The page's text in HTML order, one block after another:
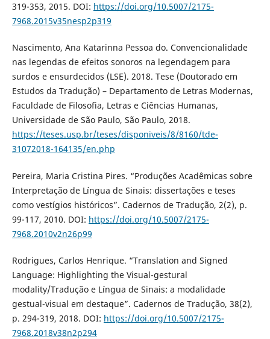
319-353, 2015. DOI: https://doi.org/10.5007/2175-
7968.2015v35nesp2p319
Nascimento, Ana Katarinna Pessoa do. Convencionalidade
nas legendas de efeitos sonoros na legendagem para
surdos e ensurdecidos (LSE). 2018. Tese (Doutorado em
Estudos da Tradução) – Departamento de Letras Modernas,
Faculdade de Filosofia, Letras e Ciências Humanas,
Universidade de São Paulo, São Paulo, 2018.
https://teses.usp.br/teses/disponiveis/8/8160/tde-
31072018-164135/en.php
Pereira, Maria Cristina Pires. “Produções Acadêmicas sobre
Interpretação de Língua de Sinais: dissertações e teses
como vestígios históricos”. Cadernos de Tradução, 2(2), p.
99-117, 2010. DOI: https://doi.org/10.5007/2175-
7968.2010v2n26p99
Rodrigues, Carlos Henrique. “Translation and Signed
Language: Highlighting the Visual-gestural
modality/Tradução e Língua de Sinais: a modalidade
gestual-visual em destaque”. Cadernos de Tradução, 38(2),
p. 294-319, 2018. DOI: https://doi.org/10.5007/2175-
7968.2018v38n2p294